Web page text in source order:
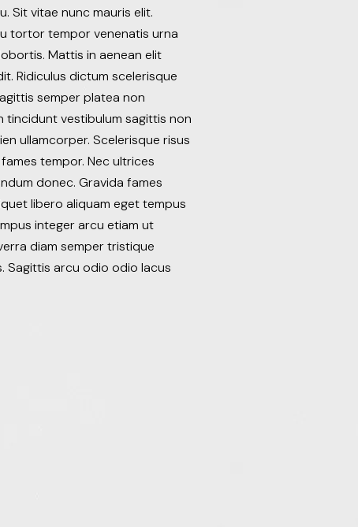
Sit vitae nunc mauris elit.
tortor tempor venenatis urna
Mattis in aenean elit
Ridiculus dictum scelerisque
semper platea non
vestibulum sagittis non
ullamcorper. Scelerisque risus
tempor. Nec ultrices
donec. Gravida fames
libero aliquam eget tempus
integer arcu etiam ut
diam semper tristique
Sagittis arcu odio odio lacus